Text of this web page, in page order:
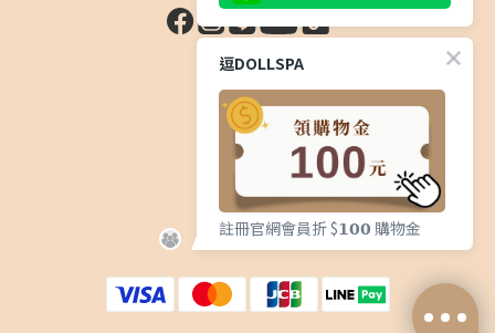
顧客服務
常見問題
運送服務方式
退換貨政策
隱私權政策
逗DOLLSPA
註冊官網會員折 $𝟭𝟬𝟬 購物金